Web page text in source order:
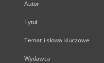
Autor
Tytuł
Temat i słowa kluczowe
Wydawca